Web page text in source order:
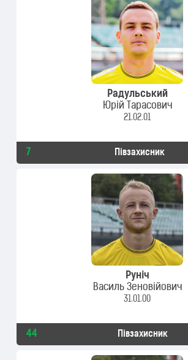
Радульський
Юрій Тарасович
21.02.01
7 Півзахисник
Руніч
Василь Зеновійович
31.01.00
44 Півзахисник